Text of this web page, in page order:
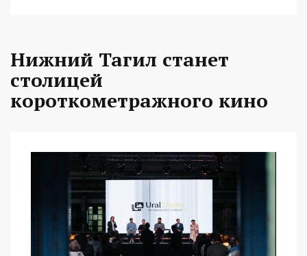
Нижний Тагил станет
столицей
короткометражного кино